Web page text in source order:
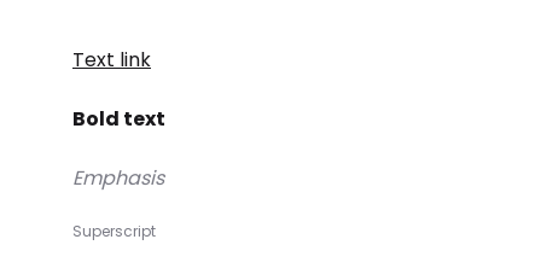
Text link
Bold text
Emphasis
Superscript